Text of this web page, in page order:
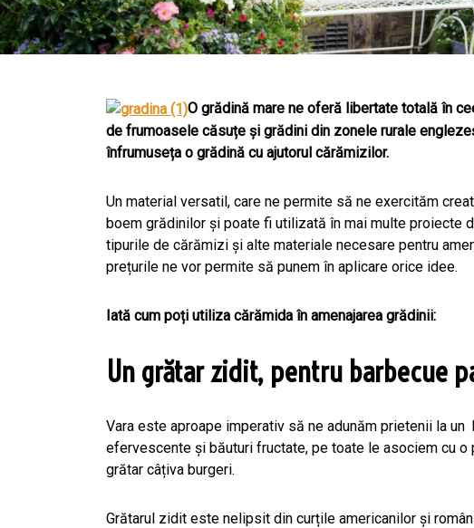
O grădină mare ne oferă libertate totală în
de frumoasele căsuțe și grădini din zonele rurale
înfrumuseța o grădină cu ajutorul cărămizilor.
Un material versatil, care ne permite să ne exercităm
boem grădinilor și poate fi utilizată în mai multe proiecte
tipurile de cărămizi și alte materiale necesare pentru
prețurile ne vor permite să punem în aplicare orice idee.
Iată cum poți utiliza cărămida în amenajarea grădinii:
Un grătar zidit, pentru barbecue
Vara este aproape imperativ să ne adunăm prietenii la
efervescente și băuturi fructate, pe toate le asociem cu
grătar câțiva burgeri.
Grătarul zidit este nelipsit din curțile americanilor și